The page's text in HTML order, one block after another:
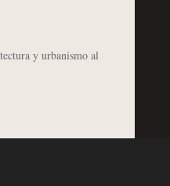
y urbanismo al